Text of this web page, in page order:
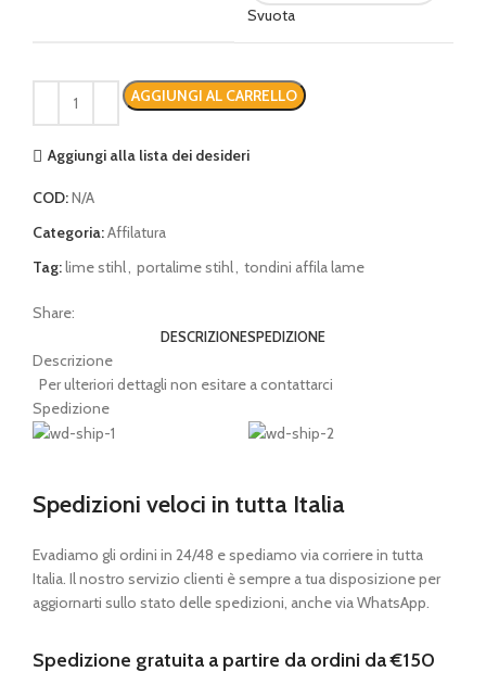
Svuota
AGGIUNGI AL CARRELLO
Aggiungi alla lista dei desideri
COD:N/A
Categoria:Affilatura
Tag:lime stihl portalime stihl tondini affila lame
Share:
DESCRIZIONESPEDIZIONE
Descrizione
Per ulteriori dettagli non esitare a contattarci
Spedizione
Spedizioni veloci in tutta Italia
Evadiamo gli ordini in 24/48 e spediamo via corriere in tutta
Italia. Il nostro servizio clienti è sempre a tua disposizione per
aggiornarti sullo stato delle spedizioni, anche via WhatsApp.
Spedizione gratuita a partire da ordini da €150